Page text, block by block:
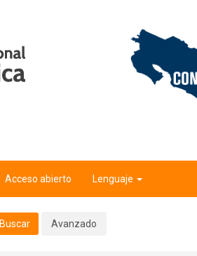
Acceso abierto Lenguaje
Buscar Avanzado